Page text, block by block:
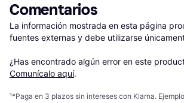
Comentarios
La información mostrada en esta página
fuentes externas y debe utilizarse
¿Has encontrado algún error en este
Comunícalo aquí.
¹*Paga en 3 plazos sin intereses con Klarna.